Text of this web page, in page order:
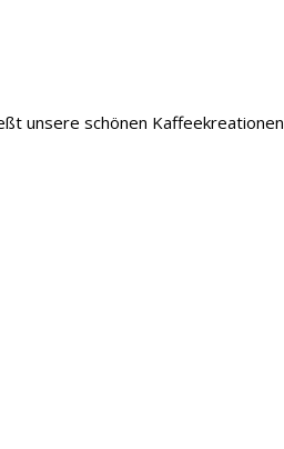
unsere schönen Kaffeekreationen